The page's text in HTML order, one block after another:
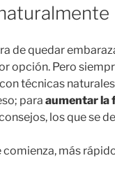
de quedar
opción. Pero
técnicas
para aumentar la
los que se
comienza, más